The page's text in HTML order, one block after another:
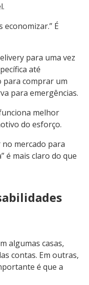
economizar.” É
para uma vez
até
para comprar um
para emergências.
melhor
do esforço.
no mercado para
é mais claro do que
algumas casas,
contas. Em outras,
é que a